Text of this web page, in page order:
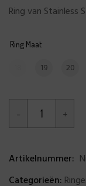
Ring van
Ring Maat
19 20
Artikelnummer:
Categorieën: